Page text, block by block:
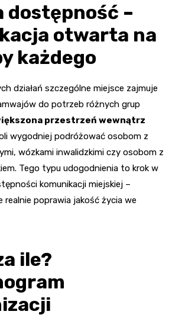
dostępność –
otwarta na
każdego
działań szczególne miejsce zajmuje
do potrzeb różnych grup
przestrzeń wewnątrz
wygodniej podróżować osobom z
wózkami inwalidzkimi czy osobom z
Tego typu udogodnienia to krok w
komunikacji miejskiej –
realnie poprawia jakość życia we
ile?